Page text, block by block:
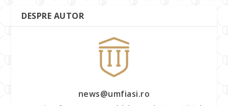
DESPRE AUTOR
news@umfiasi.ro